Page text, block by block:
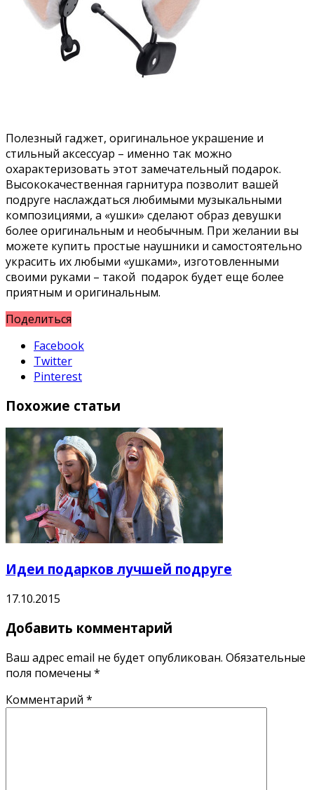
Полезный гаджет, оригинальное украшение и
стильный аксессуар – именно так можно
охарактеризовать этот замечательный подарок.
Высококачественная гарнитура позволит вашей
подруге наслаждаться любимыми музыкальными
композициями, а «ушки» сделают образ девушки
более оригинальным и необычным. При желании вы
можете купить простые наушники и самостоятельно
украсить их любыми «ушками», изготовленными
своими руками – такой подарок будет еще более
приятным и оригинальным.
Поделиться
Facebook
Twitter
Pinterest
Похожие статьи
Идеи подарков лучшей подруге
17.10.2015
Добавить комментарий
Ваш адрес email не будет опубликован. Обязательные
поля помечены *
Комментарий *